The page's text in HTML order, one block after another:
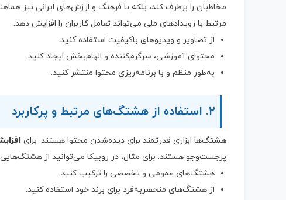
مخاطبان را برطرف کند، بلکه با فرهنگ و ارزش‌های ایرانی نیز
مرتبط با رویدادهای ملی می‌تواند تعامل کاربران را افزایش دهد.
از تصاویر و ویدیوهای باکیفیت استفاده کنید.
محتوای آموزشی، سرگرم‌کننده و الهام‌بخش ایجاد کنید.
به‌طور منظم و با برنامه‌ریزی محتوا منتشر کنید.
۲. استفاده از هشتگ‌های مرتبط و پرکاربرد
هشتگ‌ها ابزاری قدرتمند برای دیده‌شدن محتوا هستند. برای
پرجست‌وجو هستند. برای مثال، در روبیکا می‌توانید از هشتگ‌هایی
هشتگ‌های عمومی و تخصصی را ترکیب کنید.
از هشتگ‌های منحصربه‌فرد برای برند خود استفاده کنید.